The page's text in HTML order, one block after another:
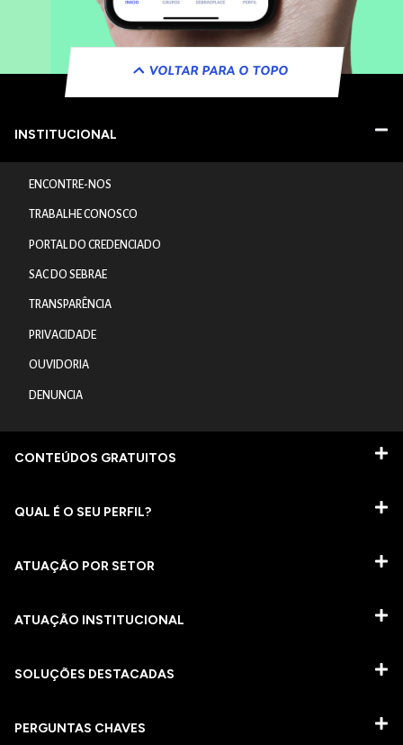
VOLTAR PARA O TOPO
INSTITUCIONAL
ENCONTRE-NOS
TRABALHE CONOSCO
PORTAL DO CREDENCIADO
SAC DO SEBRAE
TRANSPARÊNCIA
PRIVACIDADE
OUVIDORIA
DENUNCIA
CONTEÚDOS GRATUITOS
QUAL É O SEU PERFIL?
ATUAÇÃO POR SETOR
ATUAÇÃO INSTITUCIONAL
SOLUÇÕES DESTACADAS
PERGUNTAS CHAVES​